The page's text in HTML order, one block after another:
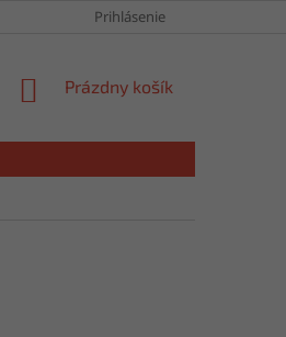
Prihlásenie
NÁKUPNÝ
Prázdny košík